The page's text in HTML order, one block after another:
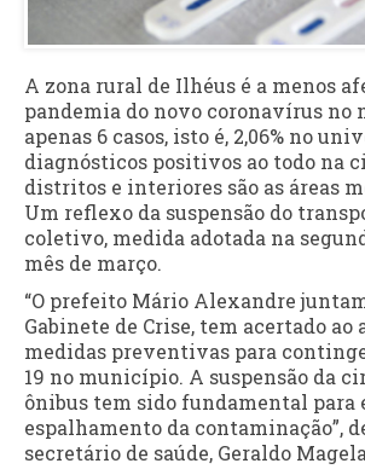
A zona rural de Ilhéus é a menos
pandemia do novo coronavírus no
apenas 6 casos, isto é, 2,06% no
diagnósticos positivos ao todo na
distritos e interiores são as áreas
Um reflexo da suspensão do
coletivo, medida adotada na
mês de março.
“O prefeito Mário Alexandre
Gabinete de Crise, tem acertado ao
medidas preventivas para
19 no município. A suspensão da
ônibus tem sido fundamental para
espalhamento da contaminação”,
secretário de saúde, Geraldo